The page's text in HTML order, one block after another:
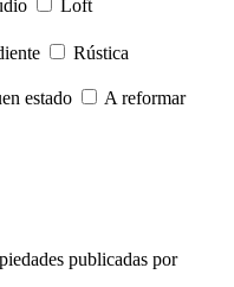
Loft
Rústica
estado
A reformar
publicadas por